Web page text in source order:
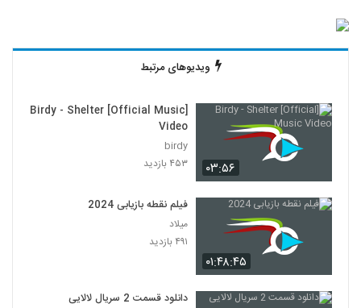
ویدیوهای مرتبط
۰۳:۵۶
[Birdy - Shelter [Official Music
Video
birdy
۴۵۳ بازدید
۰۱:۴۸:۴۵
فیلم نقطه بازیابی 2024
میلاد
۴۹۱ بازدید
دانلود قسمت 2 سریال لالایی